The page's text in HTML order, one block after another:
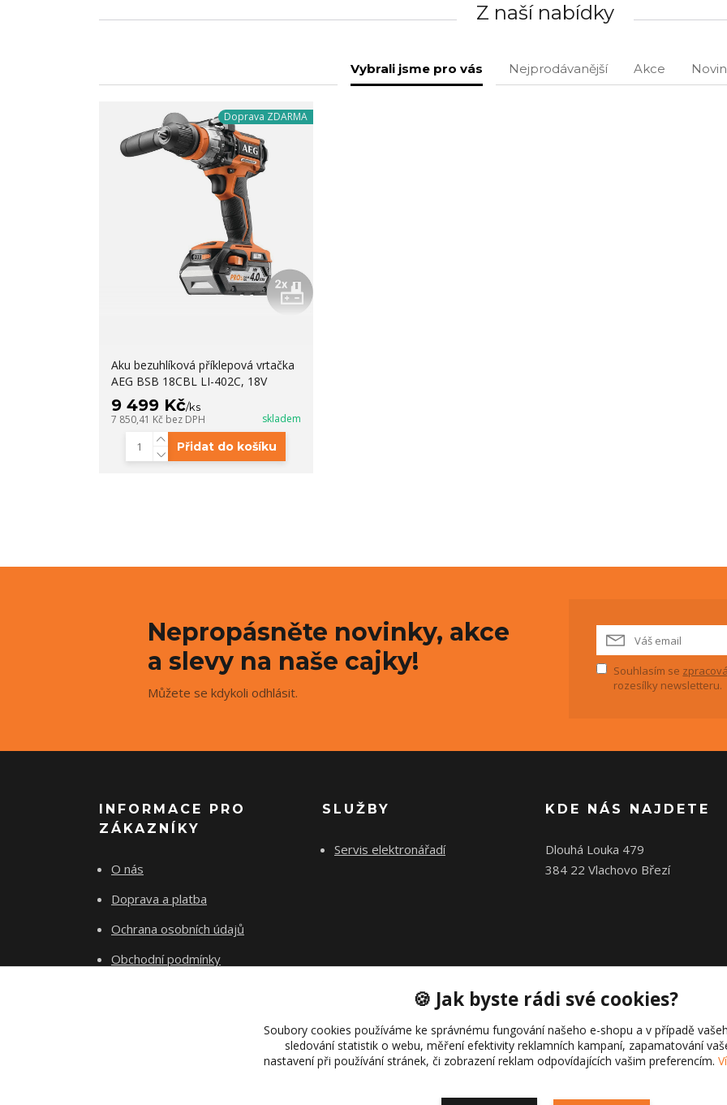
Z naší nabídky
Vybrali jsme pro vás Nejprodávanější Akce
Doprava ZDARMA
Aku bezuhlíková příklepová vrtačka
AEG BSB 18CBL LI-402C, 18V
9 499 Kč/ks
7 850,41 Kč bez DPH skladem
Přidat do košíku
Nepropásněte novinky, akce
a slevy na naše cajky!
Můžete se kdykoli odhlásit.
Souhlasím se
rozesílky newsletteru.
INFORMACE PRO
ZÁKAZNÍKY
O nás
Doprava a platba
Ochrana osobních údajů
Obchodní podmínky
SLUŽBY
Servis elektronářadí
KDE NÁS NAJDETE
Dlouhá Louka 479
384 22 Vlachovo Březí
🍪 Jak byste rádi své cookies?
Soubory cookies používáme ke správnému fungování našeho e-shopu a v případě
sledování statistik o webu, měření efektivity reklamních kampaní, zapamatování
nastavení při používání stránek, či zobrazení reklam odpovídajících vašim preferencím.